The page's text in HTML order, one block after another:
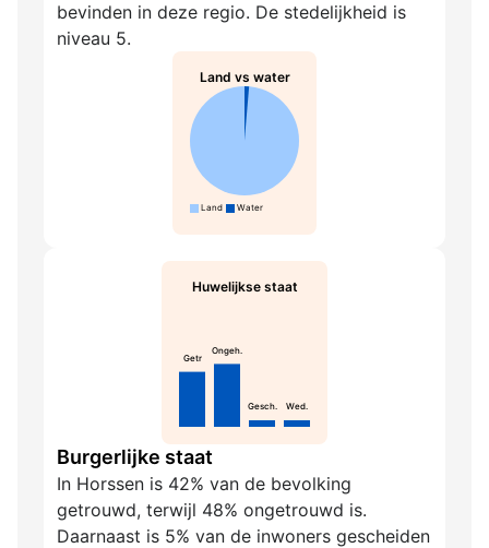
bevinden in deze regio. De stedelijkheid is
niveau 5.
Land vs water
Land Water
Huwelijkse staat
Getr
Ongeh.
Gesch. Wed.
Burgerlijke staat
In Horssen is 42% van de bevolking
getrouwd, terwijl 48% ongetrouwd is.
Daarnaast is 5% van de inwoners gescheiden